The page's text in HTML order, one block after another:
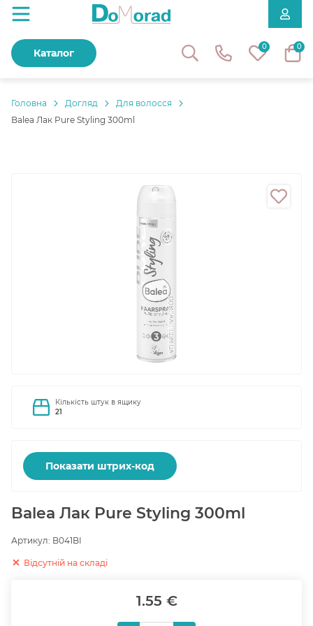
0 0
Каталог
Головнa Догляд
Для волосся
Balea Лак Pure Styling 300ml
Кількість штук в ящику
21
Показати штрих-код
Balea Лак Pure Styling 300ml
Артикул: B041BI
Відсутній на складі
1.55 €